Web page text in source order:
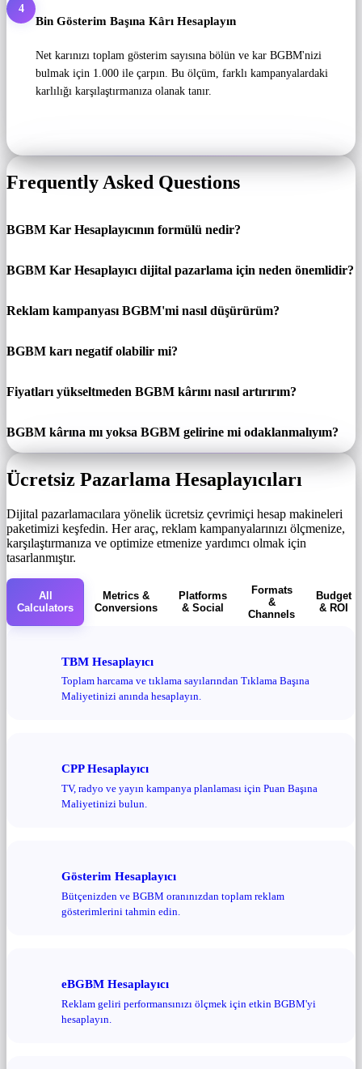
4
Bin Gösterim Başına Kârı Hesaplayın
Net karınızı toplam gösterim sayısına bölün ve kar BGBM'nizi
bulmak için 1.000 ile çarpın. Bu ölçüm, farklı kampanyalardaki
karlılığı karşılaştırmanıza olanak tanır.
Frequently Asked Questions
BGBM Kar Hesaplayıcının formülü nedir?
BGBM Kar Hesaplayıcı dijital pazarlama için neden önemlidir?
Reklam kampanyası BGBM'mi nasıl düşürürüm?
BGBM karı negatif olabilir mi?
Fiyatları yükseltmeden BGBM kârını nasıl artırırım?
BGBM kârına mı yoksa BGBM gelirine mi odaklanmalıyım?
Ücretsiz Pazarlama Hesaplayıcıları
Dijital pazarlamacılara yönelik ücretsiz çevrimiçi hesap makineleri
paketimizi keşfedin. Her araç, reklam kampanyalarınızı ölçmenize,
karşılaştırmanıza ve optimize etmenize yardımcı olmak için
tasarlanmıştır.
All
Calculators
Metrics &
Conversions
Platforms
& Social
Formats
&
Channels
Budget
& ROI
TBM Hesaplayıcı
Toplam harcama ve tıklama sayılarından Tıklama Başına
Maliyetinizi anında hesaplayın.
CPP Hesaplayıcı
TV, radyo ve yayın kampanya planlaması için Puan Başına
Maliyetinizi bulun.
Gösterim Hesaplayıcı
Bütçenizden ve BGBM oranınızdan toplam reklam
gösterimlerini tahmin edin.
eBGBM Hesaplayıcı
Reklam geliri performansınızı ölçmek için etkin BGBM'yi
hesaplayın.